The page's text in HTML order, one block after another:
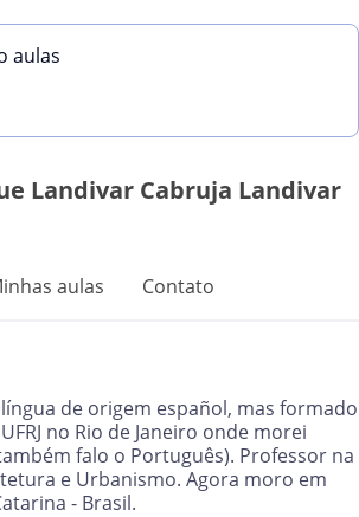
aulas
Landivar Cabruja Landivar
aulas Contato
de origem español, mas formado
no Rio de Janeiro onde morei
falo o Português). Professor na
e Urbanismo. Agora moro em
- Brasil.